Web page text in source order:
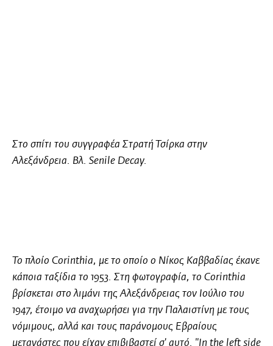
Στο σπίτι του συγγραφέα Στρατή Τσίρκα στην
Αλεξάνδρεια. Βλ. Senile Decay.
Το πλοίο Corinthia, με το οποίο ο Νίκος Καββαδίας έκανε
κάποια ταξίδια το 1953. Στη φωτογραφία, το Corinthia
βρίσκεται στο λιμάνι τηςΑλεξάνδρειας τον Ιούλιο του
1947, έτοιμο να αναχωρήσει για την Παλαιστίνη με τους
νόμιμους, αλλά και τους παράνομους Εβραίους
μετανάστες που είχαν επιβιβαστεί σ' αυτό. "In the left side